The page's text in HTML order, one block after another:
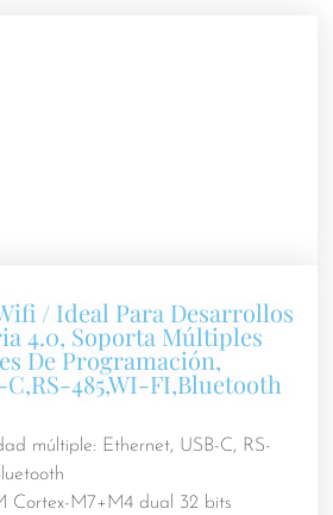
/ Ideal Para Desarrollos
4.0, Soporta Múltiples
De Programación,
485,WI-FI,Bluetooth
múltiple: Ethernet, USB-C, RS-
Cortex-M7+M4 dual 32 bits